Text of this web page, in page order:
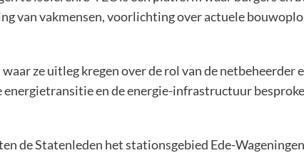
van vakmensen, voorlichting over actuele
ze uitleg kregen over de rol van de netbeheerder
en de energie-infrastructuur
de Statenleden het stationsgebied Ede-